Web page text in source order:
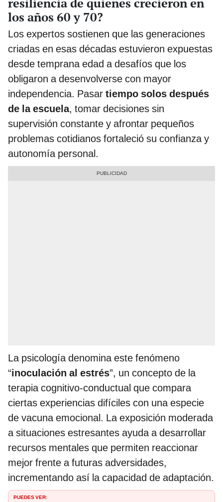
los años 60 y 70?
Los expertos sostienen que las generaciones
criadas en esas décadas estuvieron expuestas
desde temprana edad a desafíos que los
obligaron a desenvolverse con mayor
independencia. Pasar tiempo solos después
de la escuela, tomar decisiones sin
supervisión constante y afrontar pequeños
problemas cotidianos fortaleció su confianza y
autonomía personal.
La psicología denomina este fenómeno
“inoculación al estrés”, un concepto de la
terapia cognitivo-conductual que compara
ciertas experiencias difíciles con una especie
de vacuna emocional. La exposición moderada
a situaciones estresantes ayuda a desarrollar
recursos mentales que permiten reaccionar
mejor frente a futuras adversidades,
incrementando así la capacidad de adaptación.
PUEDES VER: